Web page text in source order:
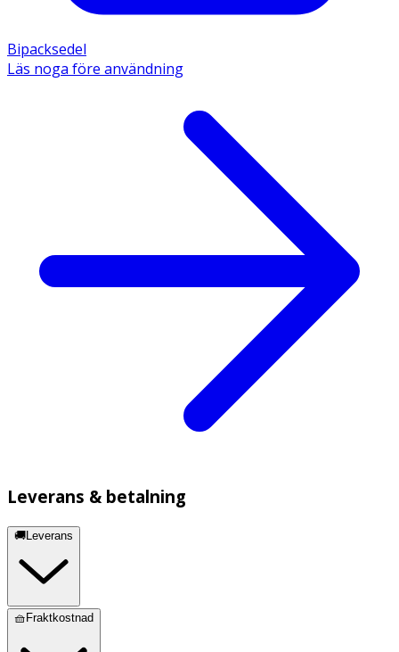
Bipacksedel
Läs noga före användning
Leverans & betalning
🚚Leverans
🧺Fraktkostnad